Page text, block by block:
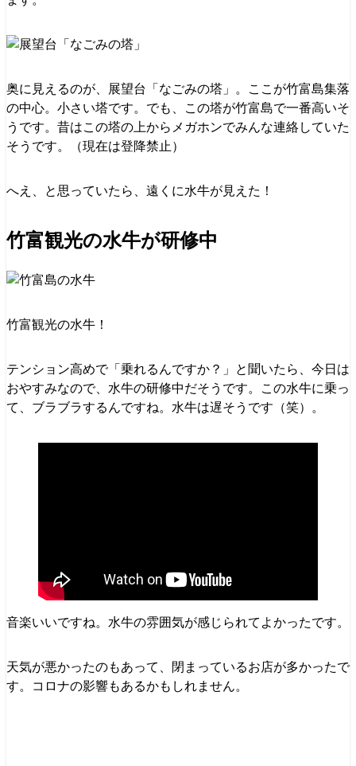
奥に見えるのが、展望台「なごみの塔」。ここが竹富島集落
の中心。小さい塔です。でも、この塔が竹富島で一番高いそ
うです。昔はこの塔の上からメガホンでみんな連絡していた
そうです。（現在は登降禁止）
へえ、と思っていたら、遠くに水牛が見えた！
竹富観光の水牛が研修中
竹富観光の水牛！
テンション高めで「乗れるんですか？」と聞いたら、今日は
おやすみなので、水牛の研修中だそうです。この水牛に乗っ
て、ブラブラするんですね。水牛は遅そうです（笑）。
音楽いいですね。水牛の雰囲気が感じられてよかったです。
天気が悪かったのもあって、閉まっているお店が多かったで
す。コロナの影響もあるかもしれません。